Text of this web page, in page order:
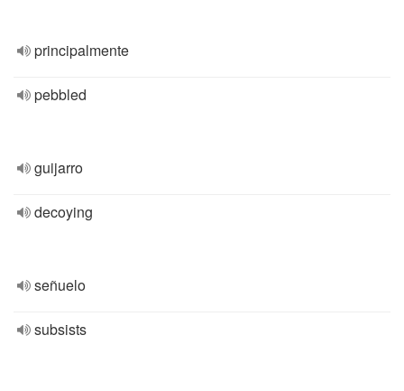
principalmente
pebbled
guijarro
decoying
señuelo
subsists